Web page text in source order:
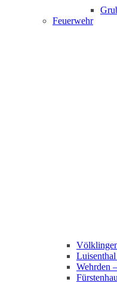
Feuerwehr
Wehrden